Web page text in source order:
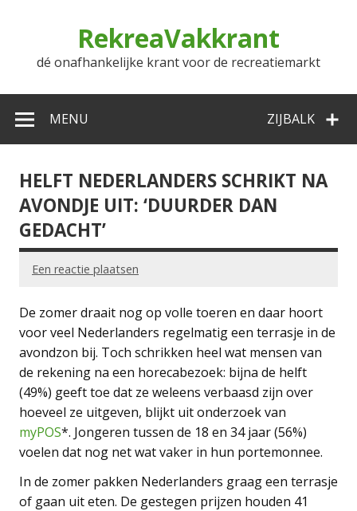
RekreaVakkrant
dé onafhankelijke krant voor de recreatiemarkt
ZIJBALK
MENU
HELFT NEDERLANDERS SCHRIKT NA
AVONDJE UIT: ‘DUURDER DAN
GEDACHT’
Een reactie plaatsen
De zomer draait nog op volle toeren en daar hoort
voor veel Nederlanders regelmatig een terrasje in de
avondzon bij. Toch schrikken heel wat mensen van
de rekening na een horecabezoek: bijna de helft
(49%) geeft toe dat ze weleens verbaasd zijn over
hoeveel ze uitgeven, blijkt uit onderzoek van
myPOS*. Jongeren tussen de 18 en 34 jaar (56%)
voelen dat nog net wat vaker in hun portemonnee.
In de zomer pakken Nederlanders graag een terrasje
of gaan uit eten. De gestegen prijzen houden 41